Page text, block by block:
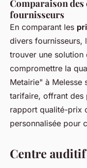
Comparaison
fournisseurs
En comparant les
divers fournisseurs,
trouver une solution
compromettre la
Metairie" à Melesse
tarifaire, offrant des
rapport qualité-prix
personnalisée pour
Centre